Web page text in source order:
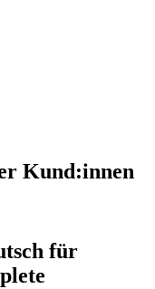
Kund:innen
für